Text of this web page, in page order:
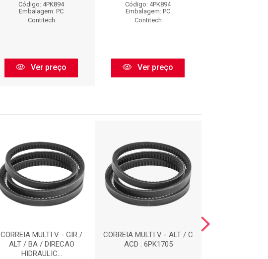
Código: 4PK894
Embalagem: PC
Contitech
Ver preço
Código: 4PK894
Embalagem: PC
Contitech
Ver preço
CORREIA MULTI V - GIR /
ALT / BA / DIRECAO
HIDRAULIC...
CORREIA MULTI V - ALT / C
ACD : 6PK1705